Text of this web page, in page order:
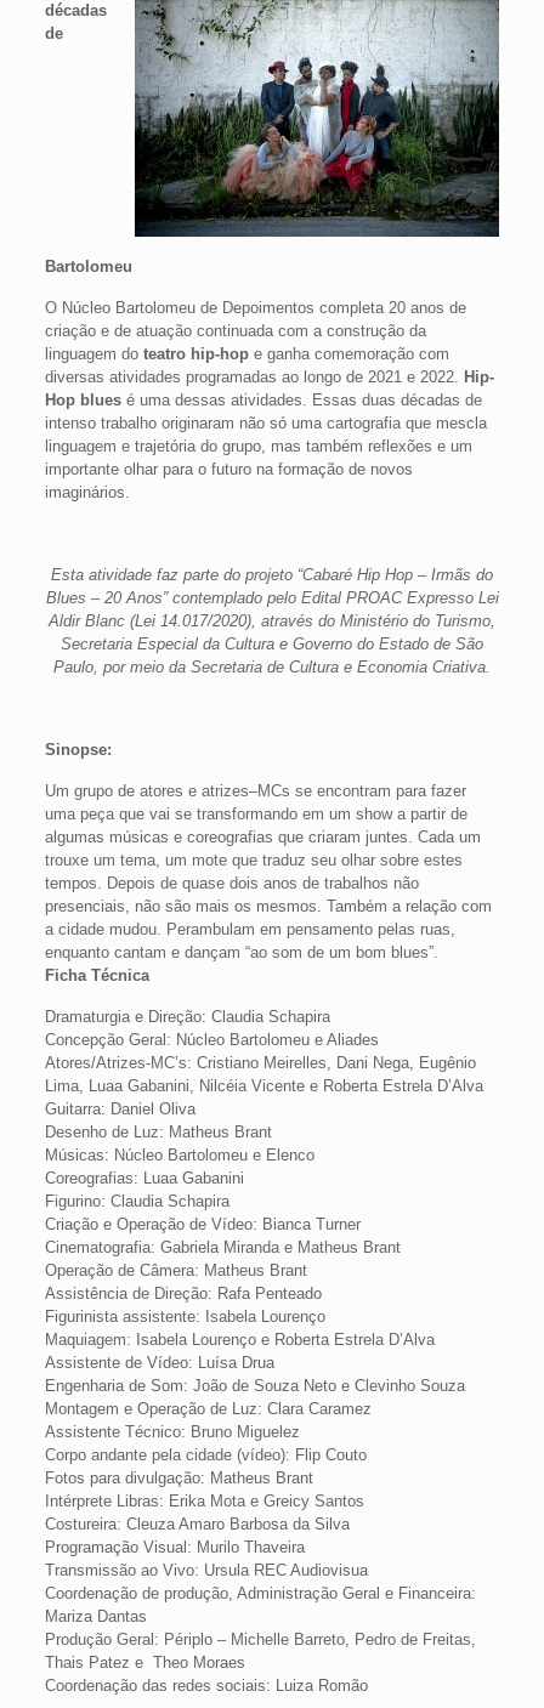
décadas
de
Bartolomeu
O Núcleo Bartolomeu de Depoimentos completa 20 anos de
criação e de atuação continuada com a construção da
linguagem do teatro hip-hope ganha comemoração com
diversas atividades programadas ao longo de 2021 e 2022. Hip-
Hop blues é uma dessas atividades. Essas duas décadas de
intenso trabalho originaram não só uma cartografia que mescla
linguagem e trajetória do grupo, mas também reflexões e um
importante olhar para o futuro na formação de novos
imaginários.
Esta atividade faz parte do projeto “Cabaré Hip Hop – Irmãs do
Blues – 20 Anos” contemplado pelo Edital PROAC Expresso Lei
Aldir Blanc (Lei 14.017/2020), através do Ministério do Turismo,
Secretaria Especial da Cultura e Governo do Estado de São
Paulo, por meio da Secretaria de Cultura e Economia Criativa.
Sinopse:
Um grupo de atores e atrizes–MCs se encontram para fazer
uma peça que vai se transformando em um show a partir de
algumas músicas e coreografias que criaram juntes. Cada um
trouxe um tema, um mote que traduz seu olhar sobre estes
tempos. Depois de quase dois anos de trabalhos não
presenciais, não são mais os mesmos. Também a relação com
a cidade mudou. Perambulam em pensamento pelas ruas,
enquanto cantam e dançam “ao som de um bom blues”.
Ficha Técnica
Dramaturgia e Direção: Claudia Schapira
Concepção Geral: Núcleo Bartolomeu e Aliades
Atores/Atrizes-MC’s: Cristiano Meirelles, Dani Nega, Eugênio
Lima, Luaa Gabanini, Nilcéia Vicente e Roberta Estrela D’Alva
Guitarra: Daniel Oliva
Desenho de Luz: Matheus Brant
Músicas: Núcleo Bartolomeu e Elenco
Coreografias: Luaa Gabanini
Figurino: Claudia Schapira
Criação e Operação de Vídeo: Bianca Turner
Cinematografia: Gabriela Miranda e Matheus Brant
Operação de Câmera: Matheus Brant
Assistência de Direção: Rafa Penteado
Figurinista assistente: Isabela Lourenço
Maquiagem: Isabela Lourenço e Roberta Estrela D’Alva
Assistente de Vídeo: Luísa Drua
Engenharia de Som: João de Souza Neto e Clevinho Souza
Montagem e Operação de Luz: Clara Caramez
Assistente Técnico: Bruno Miguelez
Corpo andante pela cidade (vídeo): Flip Couto
Fotos para divulgação: Matheus Brant
Intérprete Libras: Erika Mota e Greicy Santos
Costureira: Cleuza Amaro Barbosa da Silva
Programação Visual: Murilo Thaveira
Transmissão ao Vivo: Ursula REC Audiovisua
Coordenação de produção, Administração Geral e Financeira:
Mariza Dantas
Produção Geral: Périplo – Michelle Barreto, Pedro de Freitas,
Thais Patez e Theo Moraes
Coordenação das redes sociais: Luiza Romão